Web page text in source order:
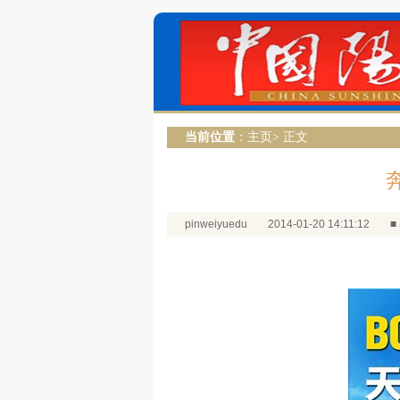
当前位置 ： 主页 > 正文
pinweiyuedu 2014-01-20 14:11:12 ■